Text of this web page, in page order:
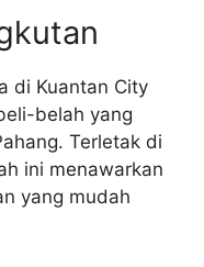
di Kuantan City
belah yang
Terletak di
ini menawarkan
yang mudah